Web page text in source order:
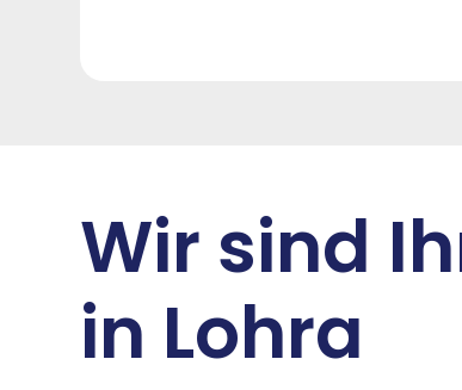
Wir sind
in Lohra